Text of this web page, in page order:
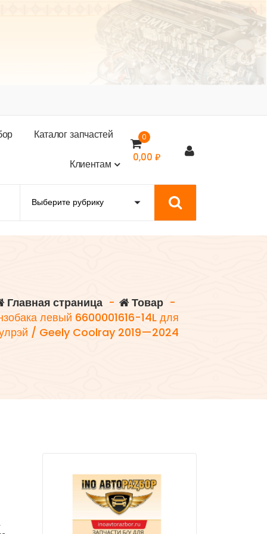
ор Каталогзапчастей
Клиентам
0
0,00 ₽
Главная страница - Товар -
левый 6600001616-14L для
/ Geely Coolray 2019—2024